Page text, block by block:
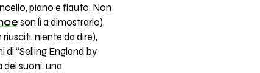
piano e flauto. Non
son lì a dimostrarlo),
niente da dire),
“Selling England by
suoni, una